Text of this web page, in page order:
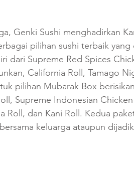
Genki Sushi menghadirkan
pilihan sushi terbaik
dari Supreme Red Spices
California Roll, Tamago
pilihan Mubarak Box
Supreme Indonesian
Roll, dan Kani Roll. Kedua
keluarga ataupun